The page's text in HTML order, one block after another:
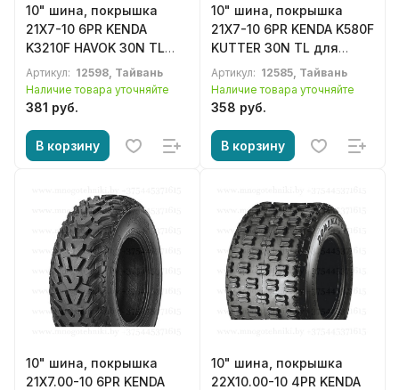
10" шина, покрышка
21X7-10 6PR KENDA
K3210F HAVOK 30N TL
для квадроцикла ATV
Артикул: 12598, Тайвань
Наличие товара уточняйте
381 руб.
В корзину
10" шина, покрышка
21X7-10 6PR KENDA K580F
KUTTER 30N TL для
квадроцикла, ATV
Артикул: 12585, Тайвань
Наличие товара уточняйте
358 руб.
В корзину
10" шина, покрышка
21X7.00-10 6PR KENDA
10" шина, покрышка
22X10.00-10 4PR KENDA